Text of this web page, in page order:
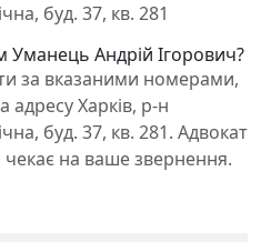
буд. 37, кв. 281
Уманець Андрій Ігорович?
за вказаними номерами,
адресу Харків, р-н
буд. 37, кв. 281. Адвокат
на ваше звернення.